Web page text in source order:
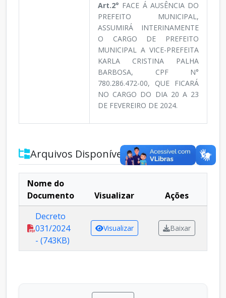
Art.2° FACE Á AUSÊNCIA DO
PREFEITO MUNICIPAL,
ASSUMIRÁ INTERINAMENTE
O CARGO DE PREFEITO
MUNICIPAL A VICE-PREFEITA
KARLA CRISTINA PALHA
BARBOSA, CPF N°
780.286.472-00, QUE FICARÁ
NO CARGO DO DIA 20 A 23
DE FEVEREIRO DE 2024.
Arquivos Disponíveis
Nome do
Documento
Visualizar
Ações
Decreto
031/2024
- (743KB)
Visualizar Baixar